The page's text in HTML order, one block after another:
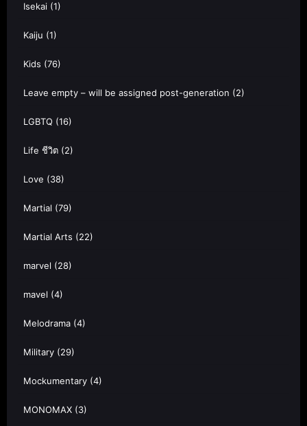
Isekai (1)
Kaiju (1)
Kids (76)
Leave empty – will be assigned post-generation (2)
LGBTQ (16)
Life ชีวิต (2)
Love (38)
Martial (79)
Martial Arts (22)
marvel (28)
mavel (4)
Melodrama (4)
Military (29)
Mockumentary (4)
MONOMAX (3)